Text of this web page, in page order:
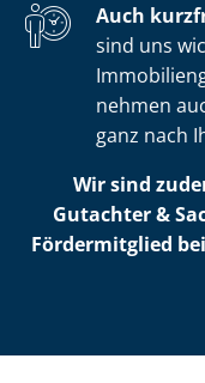
Auch
sind uns
nehmen
ganz nach
Wir sind
Gutachter &
Fördermitglied